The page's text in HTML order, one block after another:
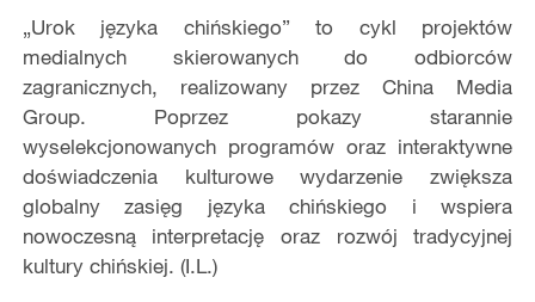
„Urok języka chińskiego” to cykl projektów
medialnych skierowanych do odbiorców
zagranicznych, realizowany przez China Media
Group. Poprzez pokazy starannie
wyselekcjonowanych programów oraz interaktywne
doświadczenia kulturowe wydarzenie zwiększa
globalny zasięg języka chińskiego i wspiera
nowoczesną interpretację oraz rozwój tradycyjnej
kultury chińskiej. (I.L.)